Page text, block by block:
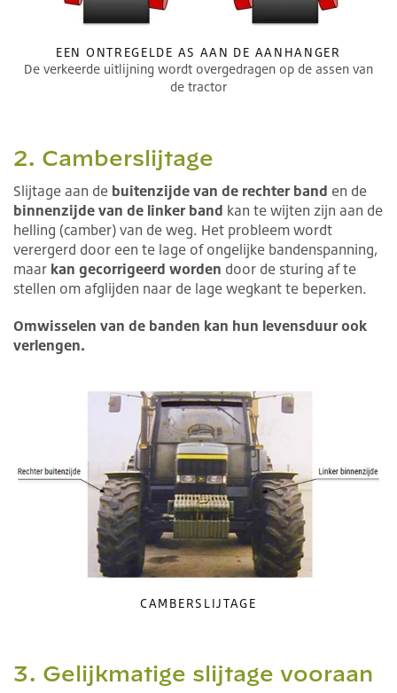
EEN ONTREGELDE AS AAN DE AANHANGER
De verkeerde uitlijning wordt overgedragen op de assen van
de tractor
2. Camberslijtage
Slijtage aan de buitenzijde van de rechter band en de
binnenzijde van de linker band kan te wijten zijn aan de
helling (camber) van de weg. Het probleem wordt
verergerd door een te lage of ongelijke bandenspanning,
maar kan gecorrigeerd worden door de sturing af te
stellen om afglijden naar de lage wegkant te beperken.
Omwisselen van de banden kan hun levensduur ook
verlengen.
CAMBERSLIJTAGE
3. Gelijkmatige slijtage vooraan